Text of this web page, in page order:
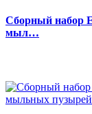
Сборный набор
мыл…